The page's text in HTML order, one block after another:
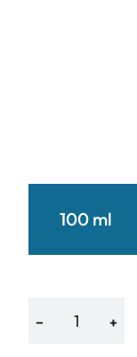
100 ml
− +